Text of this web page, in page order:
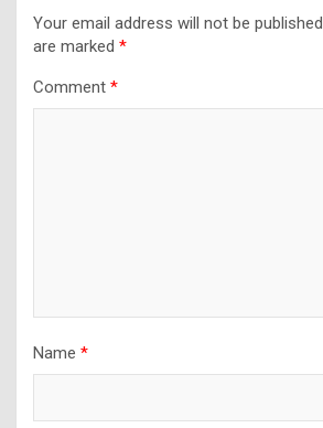
Your email address will not be published.
are marked *
Comment *
Name *